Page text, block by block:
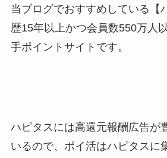
当ブログでおすすめしている【
歴15年以上かつ会員数550万人
手ポイントサイトです。
ハピタスには高還元報酬広告が
いるので、ポイ活はハピタスに